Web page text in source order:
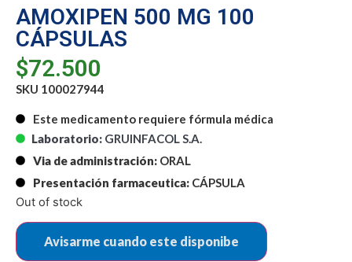
AMOXIPEN 500 MG 100
CÁPSULAS
$72.500
SKU 100027944
Este medicamento requiere fórmula médica
Laboratorio: GRUINFACOL S.A.
Via de administración: ORAL
Presentación farmaceutica: CÁPSULA
Out of stock